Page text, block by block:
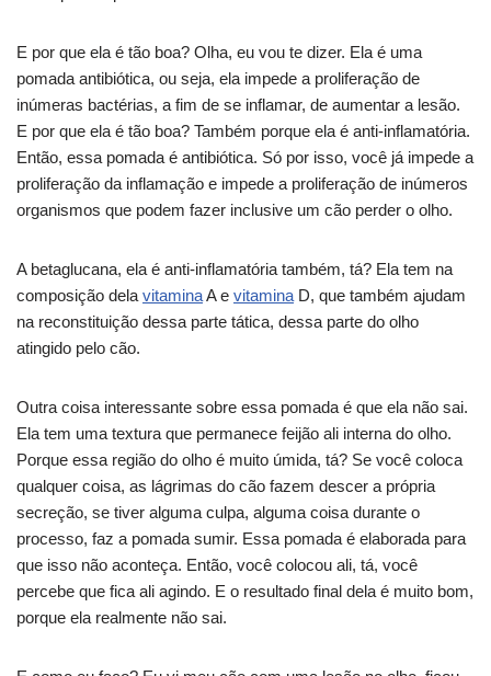
E por que ela é tão boa? Olha, eu vou te dizer. Ela é uma
pomada antibiótica, ou seja, ela impede a proliferação de
inúmeras bactérias, a fim de se inflamar, de aumentar a lesão.
E por que ela é tão boa? Também porque ela é anti-inflamatória.
Então, essa pomada é antibiótica. Só por isso, você já impede a
proliferação da inflamação e impede a proliferação de inúmeros
organismos que podem fazer inclusive um cão perder o olho.
A betaglucana, ela é anti-inflamatória também, tá? Ela tem na
composição dela vitaminaA e vitamina D, que também ajudam
na reconstituição dessa parte tática, dessa parte do olho
atingido pelo cão.
Outra coisa interessante sobre essa pomada é que ela não sai.
Ela tem uma textura que permanece feijão ali interna do olho.
Porque essa região do olho é muito úmida, tá? Se você coloca
qualquer coisa, as lágrimas do cão fazem descer a própria
secreção, se tiver alguma culpa, alguma coisa durante o
processo, faz a pomada sumir. Essa pomada é elaborada para
que isso não aconteça. Então, você colocou ali, tá, você
percebe que fica ali agindo. E o resultado final dela é muito bom,
porque ela realmente não sai.